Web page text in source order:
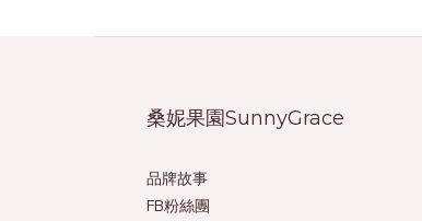
桑妮果園SunnyGrace
品牌故事
FB粉絲團